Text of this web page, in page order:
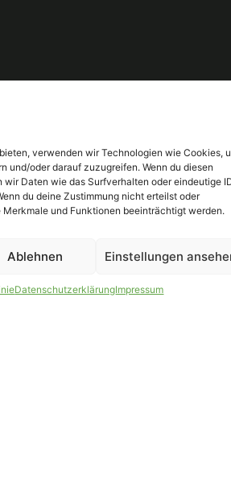
verwenden wir Technologien wie Cookies,
und/oder darauf zuzugreifen. Wenn du diesen
Daten wie das Surfverhalten oder eindeutige
du deine Zustimmung nicht erteilst oder
und Funktionen beeinträchtigt werden.
Ablehnen Einstellungen
DatenschutzerklärungImpressum